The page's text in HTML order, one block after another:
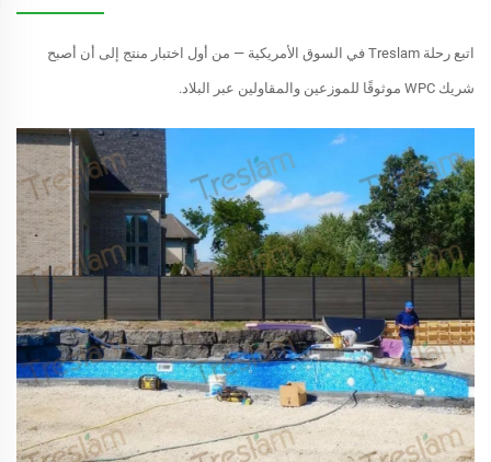
اتبع رحلة Treslam في السوق الأمريكية — من أول اختبار منتج إلى أن أصبح
شريك WPC موثوقًا للموزعين والمقاولين عبر البلاد.